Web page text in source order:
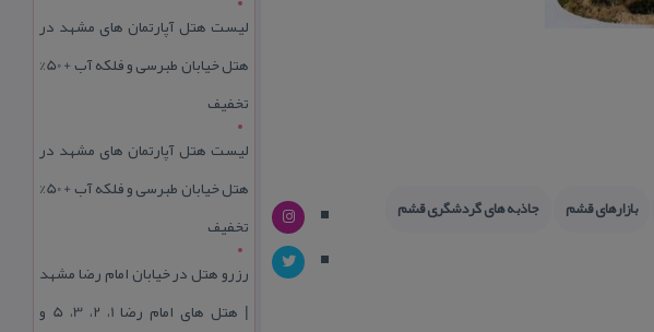
بازارهای قشم
جاذبه های گردشگری قشم
لیست هتل آپارتمان های مشهد در
هتل خیابان طبرسی و فلکه آب + 50%
تخفیف
لیست هتل آپارتمان های مشهد در
هتل خیابان طبرسی و فلکه آب + 50%
تخفیف
رزرو هتل در خیابان امام رضا مشهد
| هتل‌ های امام رضا 1، 2، 3، 5 و